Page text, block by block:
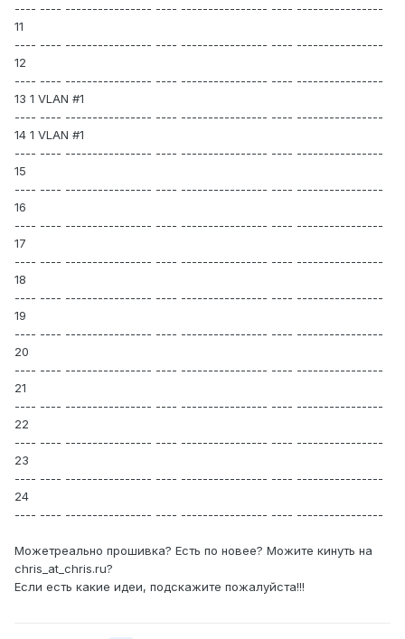
---- ---- ---------------- ---- ---------------- ---- ----------------
11
---- ---- ---------------- ---- ---------------- ---- ----------------
12
---- ---- ---------------- ---- ---------------- ---- ----------------
13 1 VLAN #1
---- ---- ---------------- ---- ---------------- ---- ----------------
14 1 VLAN #1
---- ---- ---------------- ---- ---------------- ---- ----------------
15
---- ---- ---------------- ---- ---------------- ---- ----------------
16
---- ---- ---------------- ---- ---------------- ---- ----------------
17
---- ---- ---------------- ---- ---------------- ---- ----------------
18
---- ---- ---------------- ---- ---------------- ---- ----------------
19
---- ---- ---------------- ---- ---------------- ---- ----------------
20
---- ---- ---------------- ---- ---------------- ---- ----------------
21
---- ---- ---------------- ---- ---------------- ---- ----------------
22
---- ---- ---------------- ---- ---------------- ---- ----------------
23
---- ---- ---------------- ---- ---------------- ---- ----------------
24
---- ---- ---------------- ---- ---------------- ---- ----------------
Можетреально прошивка? Есть по новее? Можите кинуть на
chris_at_chris.ru?
Если есть какие идеи, подскажите пожалуйста!!!